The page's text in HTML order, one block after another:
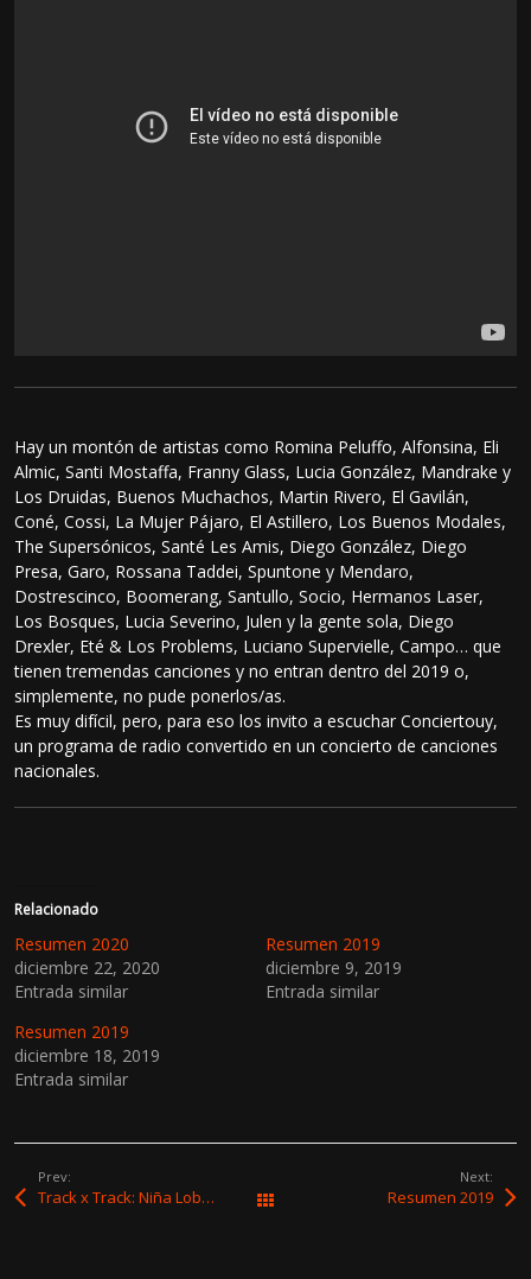
Hay un montón de artistas como Romina Peluffo, Alfonsina, Eli
Almic, Santi Mostaffa, Franny Glass, Lucia González, Mandrake y
Los Druidas, Buenos Muchachos, Martin Rivero, El Gavilán,
Coné, Cossi, La Mujer Pájaro, El Astillero, Los Buenos Modales,
The Supersónicos, Santé Les Amis, Diego González, Diego
Presa, Garo, Rossana Taddei, Spuntone y Mendaro,
Dostrescinco, Boomerang, Santullo, Socio, Hermanos Laser,
Los Bosques, Lucia Severino, Julen y la gente sola, Diego
Drexler, Eté & Los Problems, Luciano Supervielle, Campo… que
tienen tremendas canciones y no entran dentro del 2019 o,
simplemente, no pude ponerlos/as.
Es muy difícil, pero, para eso los invito a escuchar Conciertouy,
un programa de radio convertido en un concierto de canciones
nacionales.
Relacionado
Resumen 2020
diciembre 22, 2020
Entrada similar
Resumen 2019
diciembre 9, 2019
Entrada similar
Resumen 2019
diciembre 18, 2019
Entrada similar
Prev:
Track x Track: Niña Lobo “Migrar”
Next:
Resumen 2019